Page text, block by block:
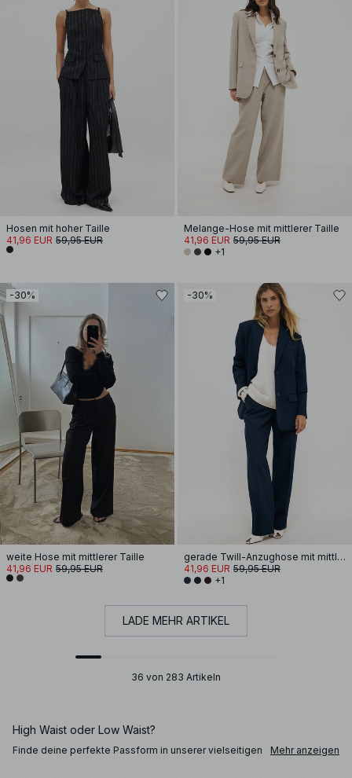
Hosen mit hoher Taille
41,96 EUR 59,95 EUR
Melange-Hose mit mittlerer Taille
41,96 EUR 59,95 EUR
+1
-30%
weite Hose mit mittlerer Taille
41,96 EUR 59,95 EUR
-30%
gerade Twill-Anzughose mit mittlerer Taille
41,96 EUR 59,95 EUR
+1
LADE MEHR ARTIKEL
36 von 283 Artikeln
High Waist oder Low Waist?
Finde deine perfekte Passform in unserer vielseitigen
Mehr anzeigen